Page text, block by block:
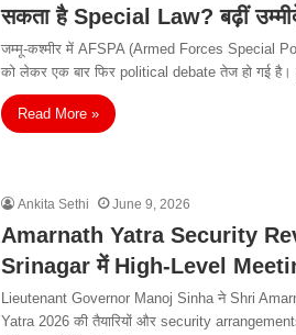
सकता है Special Law? बढ़ीं
जम्मू-कश्मीर में AFSPA (Armed Forces Special
को लेकर एक बार फिर political debate तेज हो गई है।
Read More »
Ankita Sethi June 9, 2026
Amarnath Yatra Security
Srinagar में High-Level
Lieutenant Governor Manoj Sinha ने Shri
Yatra 2026 की तैयारियों और security